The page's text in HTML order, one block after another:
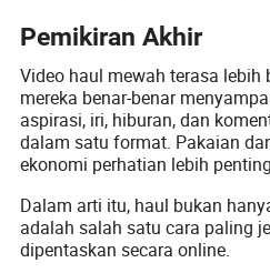
Pemikiran Akhir
Video haul mewah terasa lebih
mereka benar-benar
aspirasi, iri, hiburan, dan
dalam satu format. Pakaian
ekonomi perhatian lebih
Dalam arti itu, haul bukan
adalah salah satu cara paling
dipentaskan secara online.